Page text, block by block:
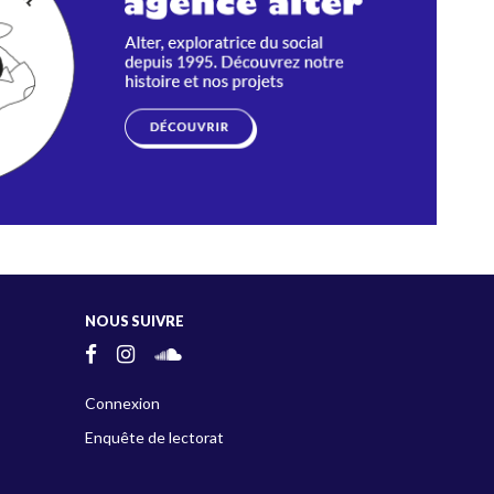
NOUS SUIVRE
Connexion
Enquête de lectorat